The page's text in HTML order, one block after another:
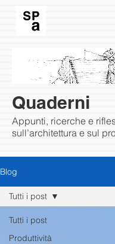
Quaderni
Appunti, ricerche e
sull’architettura e sul
Blog
Tutti i post
Produttività
Tutti i post